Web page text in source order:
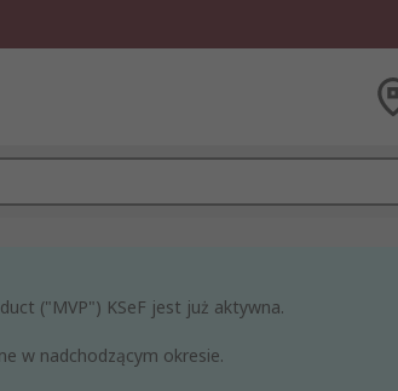
("MVP") KSeF jest już aktywna.
w nadchodzącym okresie.